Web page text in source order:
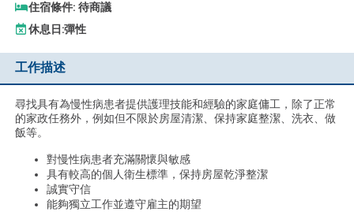
住宿條件: 待商議
休息日:彈性
工作描述
尋找具有為慢性病患者提供護理技能和經驗的家庭傭工，除了正常
的家政任務外，例如但不限於房屋清潔、保持家庭整潔、洗衣、做
飯等。
對慢性病患者充滿關懷與敏感
具有較高的個人衛生標準，保持房屋乾淨整潔
誠實守信
能夠獨立工作並遵守雇主的期望